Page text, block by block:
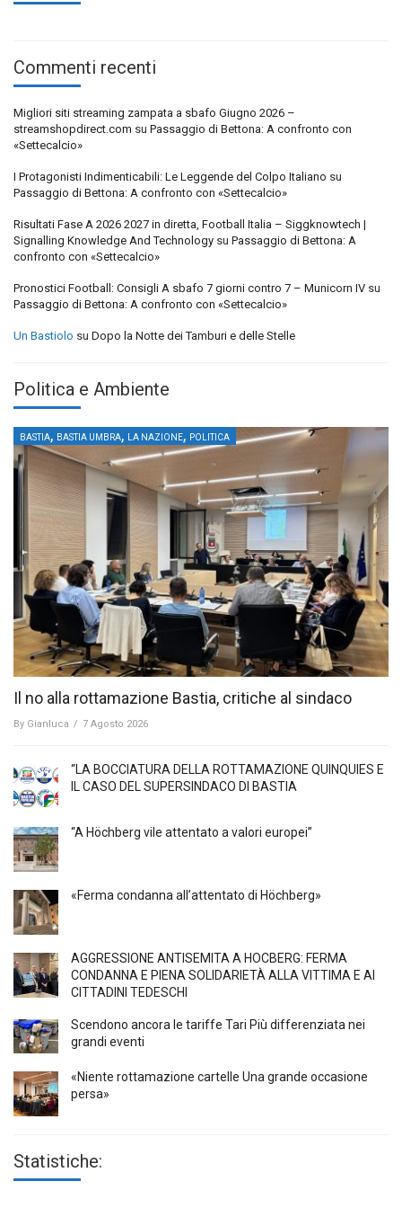
Commenti recenti
Migliori siti streaming zampata a sbafo Giugno 2026 –
streamshopdirect.com su Passaggio di Bettona: A confronto con
«Settecalcio»
I Protagonisti Indimenticabili: Le Leggende del Colpo Italiano su
Passaggio di Bettona: A confronto con «Settecalcio»
Risultati Fase A 2026 2027 in diretta, Football Italia – Siggknowtech |
Signalling Knowledge And Technology su Passaggio di Bettona: A
confronto con «Settecalcio»
Pronostici Football: Consigli A sbafo 7 giorni contro 7 – Municorn IV su
Passaggio di Bettona: A confronto con «Settecalcio»
Un Bastiolo su Dopo la Notte dei Tamburi e delle Stelle
Politica e Ambiente
BASTIA, BASTIA UMBRA, LA NAZIONE, POLITICA
Il no alla rottamazione Bastia, critiche al sindaco
By Gianluca / 7 Agosto 2026
“LA BOCCIATURA DELLA ROTTAMAZIONE QUINQUIES E
IL CASO DEL SUPERSINDACO DI BASTIA
“A Höchberg vile attentato a valori europei”
«Ferma condanna all’attentato di Höchberg»
AGGRESSIONE ANTISEMITA A HÖCBERG: FERMA
CONDANNA E PIENA SOLIDARIETÀ ALLA VITTIMA E AI
CITTADINI TEDESCHI
Scendono ancora le tariffe Tari Più differenziata nei
grandi eventi
«Niente rottamazione cartelle Una grande occasione
persa»
Statistiche: